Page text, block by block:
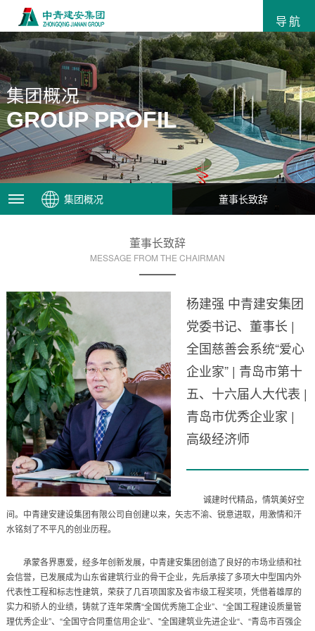
导航
集团概况
GROUP PROFIL
集团概况 董事长致辞
董事长致辞
MESSAGE FROM THE CHAIRMAN
杨建强 中青建安集团
党委书记、董事长 |
全国慈善会系统“爱心
企业家” | 青岛市第十
五、十六届人大代表 |
青岛市优秀企业家 |
高级经济师
诚建时代精品，情筑美好空
间。中青建安建设集团有限公司自创建以来，矢志不渝、锐意进取，用激情和汗
水铭刻了不平凡的创业历程。
承蒙各界惠爱，经多年创新发展，中青建安集团创造了良好的市场业绩和社
会信誉，已发展成为山东省建筑行业的骨干企业，先后承接了多项大中型国内外
代表性工程和标志性建筑，荣获了几百项国家及省市级工程奖项，凭借着雄厚的
实力和骄人的业绩，铸就了连年荣膺“全国优秀施工企业”、“全国工程建设质量管
理优秀企业”、“全国守合同重信用企业”、"全国建筑业先进企业“、“青岛市百强企